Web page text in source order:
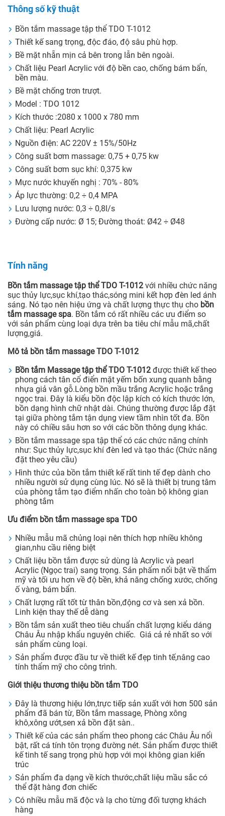
Thông số kỹ thuật
Bồn tắm massage tập thể TDO T-1012
Thiết kế sang trọng, độc đáo, độ sâu phù hợp.
Bề mặt nhẵn mịn cả bên trong lẫn bên ngoài.
Chất liệu Pearl Acrylic với độ bền cao, chống bám bẩn,
bền màu.
Bề mặt chống trơn trượt.
Model : TDO 1012
Kích thước :2080 x 1000 x 780 mm
Chất liệu: Pearl Acrylic
Nguồn điện: AC 220V ± 15%/50Hz
Công suất bơm massage: 0,75 + 0,75 kw
Công suất bơm sục khí: 0,375 kw
Mực nước khuyến nghị : 70% - 80%
Áp lực thường: 0,2 ÷ 0,4 MPA
Lưu lượng nước: 0,3 ÷ 0,8l/s
Đường cấp nước: Ø 15; Đường thoát: Ø42 ÷ Ø48
Tính năng
Bồn tắm massage tập thể TDO T-1012 với nhiều chức năng
sục thủy lực,sục khí,tạo thác,sóng mini kết hợp đèn led ánh
sáng. Nó tạo nên hiệu ứng và chất lượng thực thụ cho bồn
tắm massage spa. Bồn tắm có rất nhiều các ưu điểm so
với sản phẩm cùng loại dựa trên ba tiêu chí mẫu mã,chất
lượng,giá.
Mô tả bồn tắm massage TDO T-1012
Bồn tắm Massage tập thể TDO T-1012 được thiết kế theo
phong cách tân cổ điển mặt yếm bốn xung quanh bằng
nhựa giả vân gỗ.Lòng bồn mầu trắng Acrylic hoặc trắng
ngọc trai. Đây là kiểu bồn độc lập kích có kích thước lớn,
bồn dạng hình chữ nhật dài. Chúng thường được lắp đặt
tại giữa phòng tắm tận dụng view tầm nhìn tốt đa. Bồn
này có chiều sâu hơn so với các bồn thông dụng khác.
Bồn tắm massage spa tập thể có các chức năng chính
như: Sục thủy lực,sục khí đèn led và tạo thác (Chức năng
đặt theo yêu cầu)
Hình thức của bồn tắm thiết kế rất tinh tế đẹp dành cho
nhiều người sử dụng cùng lúc. Nó sẽ là thiết bị trung tâm
của phòng tắm tạo điểm nhấn cho toàn bộ không gian
phòng tắm
Ưu điểm bồn tắm massage spa TDO
Nhiều mẫu mã chủng loại nên thích hợp nhiều không
gian,nhu cầu riêng biệt
Chất liệu bồn tắm được sử dùng là Acrylic và pearl
Acrylic (Ngọc trai) sang trọng. Sản phẩm nổi bật về thẩm
mỹ và tối ưu hơn về độ bền, khả năng chống xước, chống
ố vàng, bám bẩn.
Chất lượng rất tốt từ thân bồn,động cơ và sen xả bồn.
Linh kiện thay thế dễ dàng
Bồn tắm sản xuất theo tiêu chuẩn chất lượng kiểu dáng
Châu Âu nhập khẩu nguyên chiếc. Giá cả rẻ nhất so với
sản phẩm cùng loại.
Sản phẩm được đầu tư về thiết kế đẹp tinh tế,nâng cao
tính thẩm mỹ cho công trình.
Giới thiệu thương thiệu bồn tắm TDO
Đây là thương hiệu lớn,trực tiếp sản xuất với hơn 500 sản
phẩm đã bán từ, Bồn tắm massage, Phòng xông
khô,xông ướt,sen xả bồn đặt sàn..
Thiết kế của các sản phẩm theo phong các Châu Âu nổi
bật, rất cá tính tôn trọng đường nét. Sản phẩm được thiết
kế tinh tế sang trọng phù hợp với mọi không gian kiến
trúc
Sản phẩm đa dạng về kích thước,chất liệu mầu sắc có
thể đặt hàng đơn chiếc
Có nhiều mẫu mã độc và lạ cho từng đối tượng khách
hàng